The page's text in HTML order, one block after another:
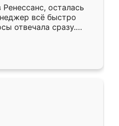
осталась
всё быстро
отвечала сразу.
подошёл к
Собрали
аккуратно, даже